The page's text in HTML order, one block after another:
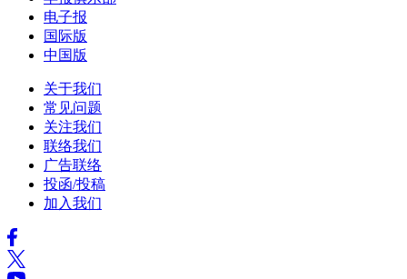
电子报
国际版
中国版
关于我们
常见问题
关注我们
联络我们
广告联络
投函/投稿
加入我们